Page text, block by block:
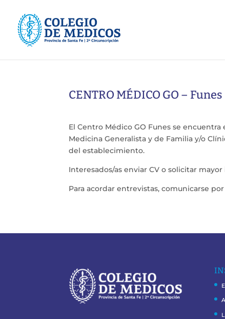
CENTRO MÉDICO GO – Funes
El Centro Médico GO Funes se
Medicina Generalista y de Familia y/o
del establecimiento.
Interesados/as enviar CV o solicitar
Para acordar entrevistas, comunicarse por